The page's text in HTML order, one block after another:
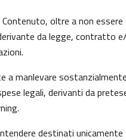
oltre a non
da legge, contratto
manlevare
legali, derivanti da
destinati